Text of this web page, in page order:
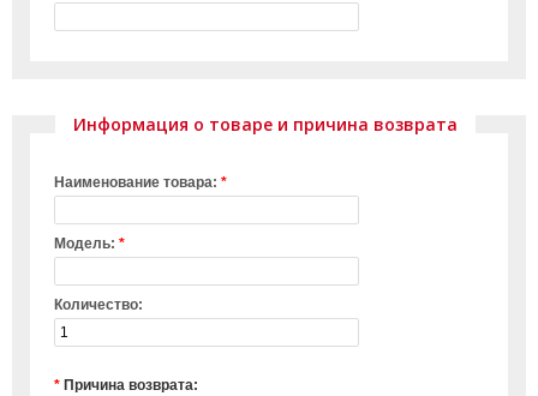
Информация о товаре и причина возврата
Наименование товара: *
Модель: *
Количество:
* Причина возврата: